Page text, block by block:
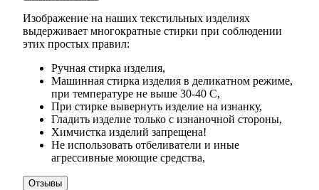
Изображение на наших текстильных изделиях
выдерживает многократные стирки при соблюдении
этих простых правил:
Ручная стирка изделия,
Машинная стирка изделия в деликатном режиме,
при температуре не выше 30-40 С,
При стирке вывернуть изделие на изнанку,
Гладить изделие только с изнаночной стороны,
Химчистка изделий запрещена!
Не использовать отбеливатели и иные
агрессивные моющие средства,
Отзывы